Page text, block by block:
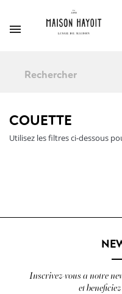

COUETTE
Utilisez les filtres ci-dessous
Inscrivez-vous a notre
et